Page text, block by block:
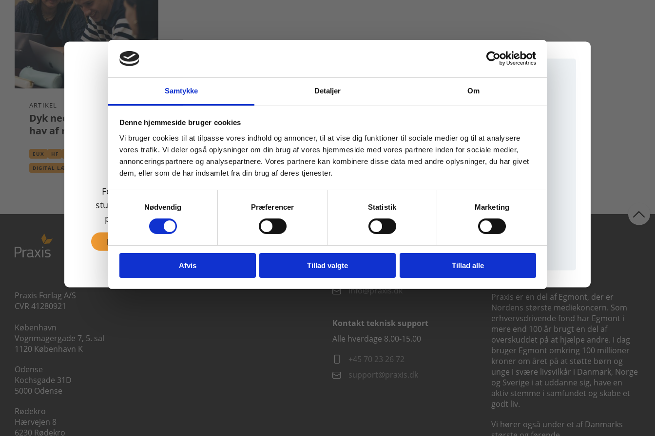
Samtykke Detaljer Om
Denne hjemmeside bruger cookies
Vi bruger cookies til at tilpasse vores indhold og annoncer, til at vise dig funktioner til sociale medier og til at analysere
vores trafik. Vi deler også oplysninger om din brug af vores hjemmeside med vores partnere inden for sociale medier,
annonceringspartnere og analysepartnere. Vores partnere kan kombinere disse data med andre oplysninger, du har givet
dem, eller som de har indsamlet fra din brug af deres tjenester.
Samtykkevalg
Nødvendig
Præferencer Statistik Marketing
Afvis Tillad valgte Tillad alle
ARTIKEL
Dyk ned i et digitalt
hav af muligheder
EUX HF
DIGITAL LÆRING
Praxis Forlag A/S
CVR 41280921
København
Vognmagergade 7, 5. sal
1120 København K
Odense
Kochsgade 31D
5000 Odense
Rødekro
Hærvejen 8
6230 Rødekro
Alle hverdage kl. 10.00-15.00
+45 70 23 85 87
info@praxis.dk
Kontakt teknisk support
Alle hverdage 8.00-15.00
+45 70 23 26 72
support@praxis.dk
Praxis er en del af Egmont, der er
Nordens største mediekoncern. Som
erhvervsdrivende fond har Egmont i
mere end 100 år brugt en del af
overskuddet på at hjælpe andre. I dag
bruger Egmont omkring 100 millioner
kroner om året på at støtte børn og
unge i svære livsvilkår i Danmark, Norge
og Sverige i at uddanne sig, have en
aktiv stemme i samfundet og skabe et
godt liv.
Vi hører også under et af Danmarks
Køb læremidler og find masterclasses mm.
For privatkunder og
studerende. Du får vist
priser inkl. moms.
Fortsæt som privat
For institutioner og
virksomheder. Du får
vist priser ekskl. moms.
Tilgå dine onlinematerialer